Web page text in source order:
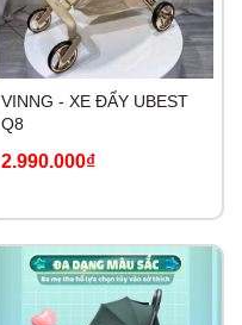
VINNG - XE ĐẨY UBEST
Q8
2.990.000₫